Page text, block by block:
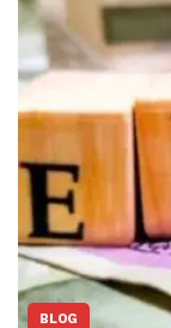
BLOG